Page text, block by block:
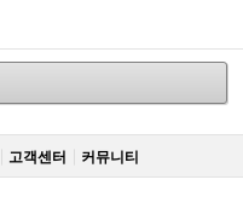
고객센터 커뮤니티